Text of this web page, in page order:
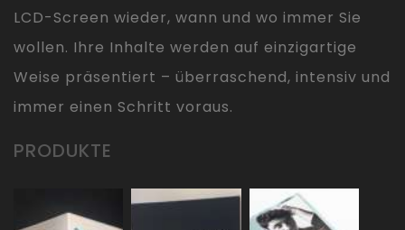
LCD-Screen wieder, wann und wo immer Sie
wollen. Ihre Inhalte werden auf einzigartige
Weise präsentiert – überraschend, intensiv und
immer einen Schritt voraus.
PRODUKTE